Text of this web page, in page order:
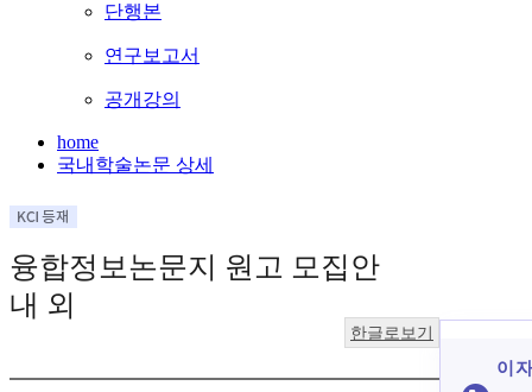
단행본
연구보고서
공개강의
home
국내학술논문 상세
융합정보논문지 원고 모집안
내 외
한글로보기
이